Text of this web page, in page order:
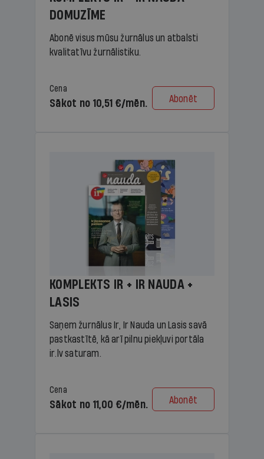
DOMUZĪME
Abonē visus mūsu žurnālus un atbalsti
kvalitatīvu žurnālistiku.
Cena
Sākot no 10,51 €/mēn. Abonēt
KOMPLEKTS IR + IR NAUDA +
LASIS
Saņem žurnālus Ir, Ir Nauda un Lasis savā
pastkastītē, kā arī pilnu piekļuvi portāla
ir.lv saturam.
Cena
Sākot no 11,00 €/mēn. Abonēt